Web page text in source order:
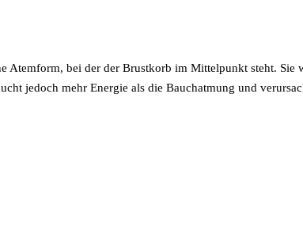
Atemform, bei der der Brustkorb im Mittelpunkt steht.
jedoch mehr Energie als die Bauchatmung und